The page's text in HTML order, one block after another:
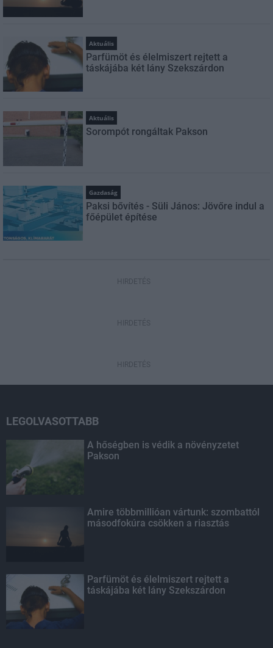
Aktuális
Parfümöt és élelmiszert rejtett a
táskájába két lány Szekszárdon
Aktuális
Sorompót rongáltak Pakson
Gazdaság
Paksi bővítés - Süli János: Jövőre indul a
főépület építése
HIRDETÉS
HIRDETÉS
HIRDETÉS
LEGOLVASOTTABB
A hőségben is védik a növényzetet
Pakson
Amire többmillióan vártunk: szombattól
másodfokúra csökken a riasztás
Parfümöt és élelmiszert rejtett a
táskájába két lány Szekszárdon